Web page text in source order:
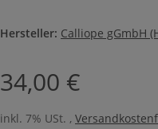
Hersteller: Calliope gGmbH
34,00 €
inkl. 7% USt. ,